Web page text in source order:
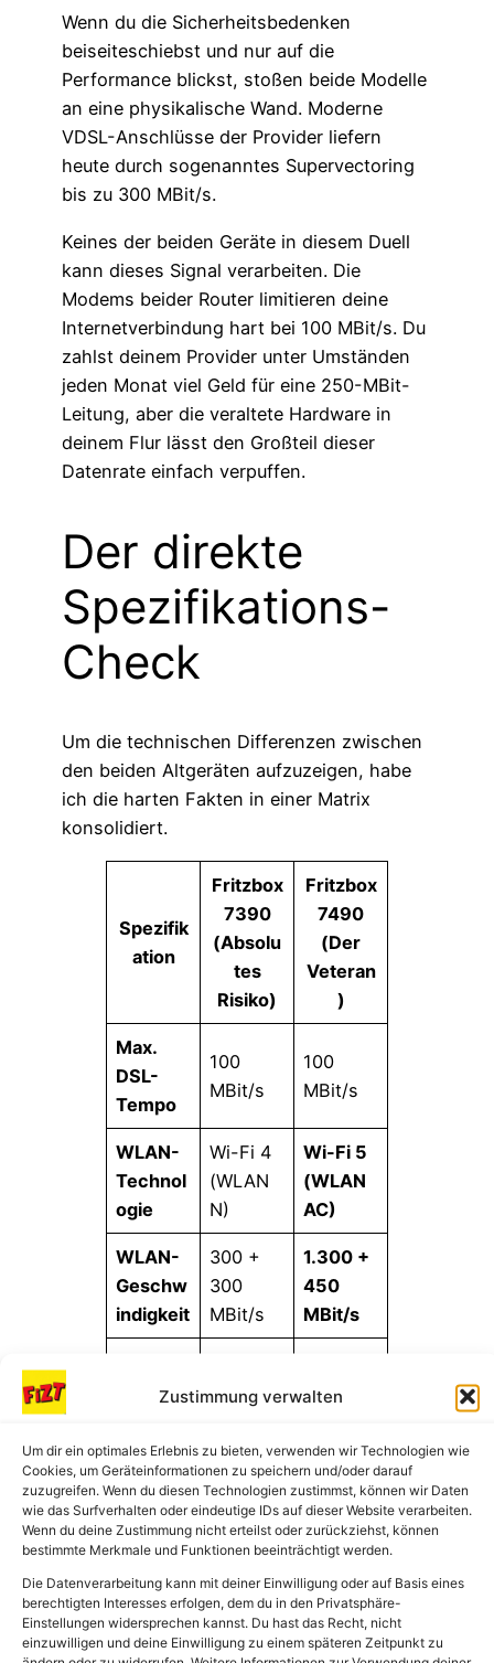
Zustimmung verwalten
Um dir ein optimales Erlebnis zu bieten, verwenden wir Technologien wie
Cookies, um Geräteinformationen zu speichern und/oder darauf
zuzugreifen. Wenn du diesen Technologien zustimmst, können wir Daten
wie das Surfverhalten oder eindeutige IDs auf dieser Website verarbeiten.
Wenn du deine Zustimmung nicht erteilst oder zurückziehst, können
bestimmte Merkmale und Funktionen beeinträchtigt werden.
Die Datenverarbeitung kann mit deiner Einwilligung oder auf Basis eines
berechtigten Interesses erfolgen, dem du in den Privatsphäre-
Einstellungen widersprechen kannst. Du hast das Recht, nicht
einzuwilligen und deine Einwilligung zu einem späteren Zeitpunkt zu
Wenn du die Sicherheitsbedenken
beiseiteschiebst und nur auf die
Performance blickst, stoßen beide Modelle
an eine physikalische Wand. Moderne
VDSL-Anschlüsse der Provider liefern
heute durch sogenanntes Supervectoring
bis zu 300 MBit/s.
Keines der beiden Geräte in diesem Duell
kann dieses Signal verarbeiten. Die
Modems beider Router limitieren deine
Internetverbindung hart bei 100 MBit/s. Du
zahlst deinem Provider unter Umständen
jeden Monat viel Geld für eine 250-MBit-
Leitung, aber die veraltete Hardware in
deinem Flur lässt den Großteil dieser
Datenrate einfach verpuffen.
Der direkte
Spezifikations-
Check
Um die technischen Differenzen zwischen
den beiden Altgeräten aufzuzeigen, habe
ich die harten Fakten in einer Matrix
konsolidiert.
Spezifik
ation
Fritzbox
7390
(Absolu
tes
Risiko)
Fritzbox
7490
(Der
Veteran
)
Max.
DSL-
Tempo
100
MBit/s
100
MBit/s
WLAN-
Technol
ogie
Wi-Fi 4
(WLAN
N)
Wi-Fi 5
(WLAN
AC)
WLAN-
Geschw
indigkeit
300 +
300
MBit/s
1.300 +
450
MBit/s
Sicherh
Updates
ellt
)
rudimen
vorhand
en
WPA3
Verschl
üsselun
g
2x USB